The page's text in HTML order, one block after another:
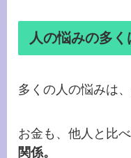
人の悩みの多
多くの人の悩みは、
お金も、他人と比
関係。